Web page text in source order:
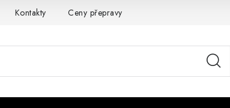
Kontakty Ceny přepravy